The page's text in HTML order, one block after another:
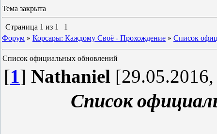
Тема закрыта
Страница 1 из 1
1
Форум » Корсары: Каждому Своё - Прохождение » Список
Список официальных обновлений
[1] Nathaniel
Список